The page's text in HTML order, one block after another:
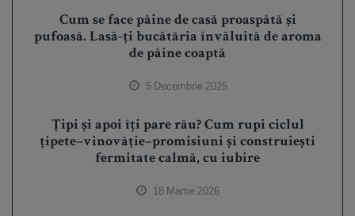
Cum se face pâine de casă proaspătă și
pufoasă. Lasă-ți bucătăria învăluită de aroma
de pâine coaptă
5 Decembrie 2025
Țipi și apoi îți pare rău? Cum rupi ciclul
țipete–vinovăție–promisiuni și construiești
fermitate calmă, cu iubire
18 Martie 2026